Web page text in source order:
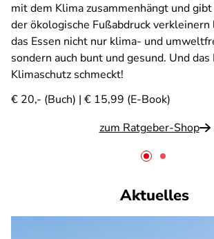
mit dem Klima zusammenhängt und
der ökologische Fußabdruck
das Essen nicht nur klima- und
sondern auch bunt und gesund. Und das
Klimaschutz schmeckt!
€ 20,- (Buch) | € 15,99 (E-Book)
zum Ratgeber-Shop
Aktuelles